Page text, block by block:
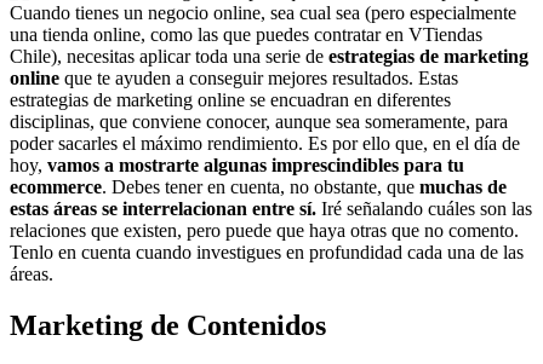
Cuando tienes un negocio online, sea cual sea (pero especialmente
una tienda online, como las que puedes contratar en VTiendas
Chile), necesitas aplicar toda una serie de estrategias de marketing
online que te ayuden a conseguir mejores resultados. Estas
estrategias de marketing online se encuadran en diferentes
disciplinas, que conviene conocer, aunque sea someramente, para
poder sacarles el máximo rendimiento. Es por ello que, en el día de
hoy, vamos a mostrarte algunas imprescindibles para tu
ecommerce. Debes tener en cuenta, no obstante, que muchas de
estas áreas se interrelacionan entre sí. Iré señalando cuáles son las
relaciones que existen, pero puede que haya otras que no comento.
Tenlo en cuenta cuando investigues en profundidad cada una de las
áreas.
Marketing de Contenidos